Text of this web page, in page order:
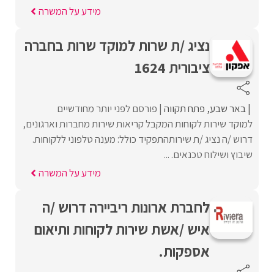
מידע על המשרה
נציג /ת שרות למוקד שרות בחברה
ציבורית 1624
באר שבע פתח תקווה פורסם לפני יותר מחודשיים
למוקד שירות לקוחות המקבל קריאות שירות מחברות וארגונים,
דרוש /ה נציג /ת שירותהתפקיד כולל: מענה טלפוני ללקוחות.
שיבוץ ושילוח טכנאים. ...
מידע על המשרה
לחברת ארונות ריביירה דרוש /ה
איש /אשת שירות לקוחות ותיאום
אספקות.